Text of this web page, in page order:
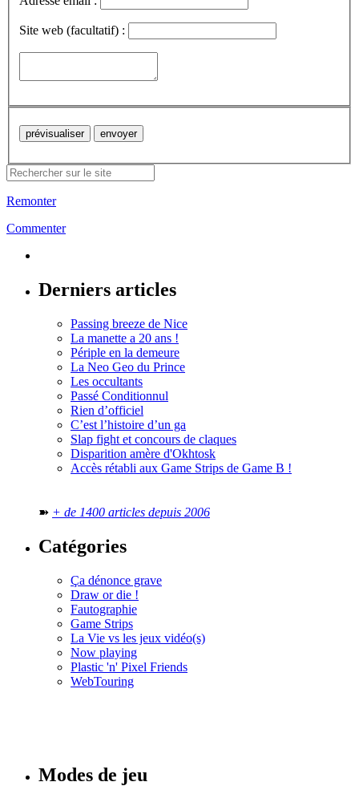
Site web (facultatif) :
Remonter
Commenter
Derniers articles
Passing breeze de Nice
La manette a 20 ans !
Périple en la demeure
La Neo Geo du Prince
Les occultants
Passé Conditionnul
Rien d’officiel
C’est l’histoire d’un ga
Slap fight et concours de claques
Disparition amère d'Okhtosk
Accès rétabli aux Game Strips de Game B !
➽ + de 1400 articles depuis 2006
Catégories
Ça dénonce grave
Draw or die !
Fautographie
Game Strips
La Vie vs les jeux vidéo(s)
Now playing
Plastic 'n' Pixel Friends
WebTouring
Modes de jeu